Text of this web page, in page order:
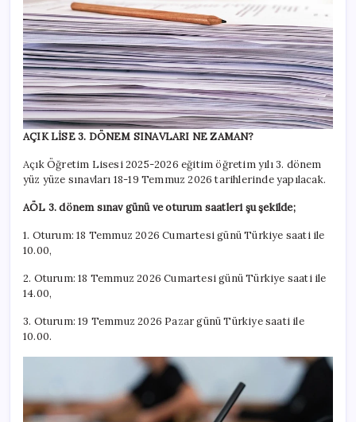
AÇIK LİSE 3. DÖNEM SINAVLARI NE ZAMAN?
Açık Öğretim Lisesi 2025-2026 eğitim öğretim yılı 3. dönem
yüz yüze sınavları 18-19 Temmuz 2026 tarihlerinde yapılacak.
AÖL 3. dönem sınav günü ve oturum saatleri şu şekilde;
1. Oturum: 18 Temmuz 2026 Cumartesi günü Türkiye saati ile
10.00,
2. Oturum: 18 Temmuz 2026 Cumartesi günü Türkiye saati ile
14.00,
3. Oturum: 19 Temmuz 2026 Pazar günü Türkiye saati ile
10.00.